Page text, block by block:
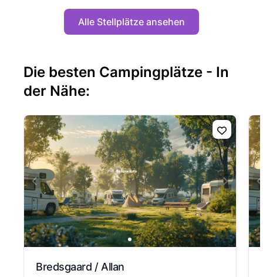
Alle Stellplätze ansehen
Die besten Campingplätze - In
der Nähe:
Bredsgaard / Allan